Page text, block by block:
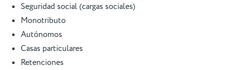
Seguridad social (cargas sociales)
Monotributo
Autónomos
Casas particulares
Retenciones